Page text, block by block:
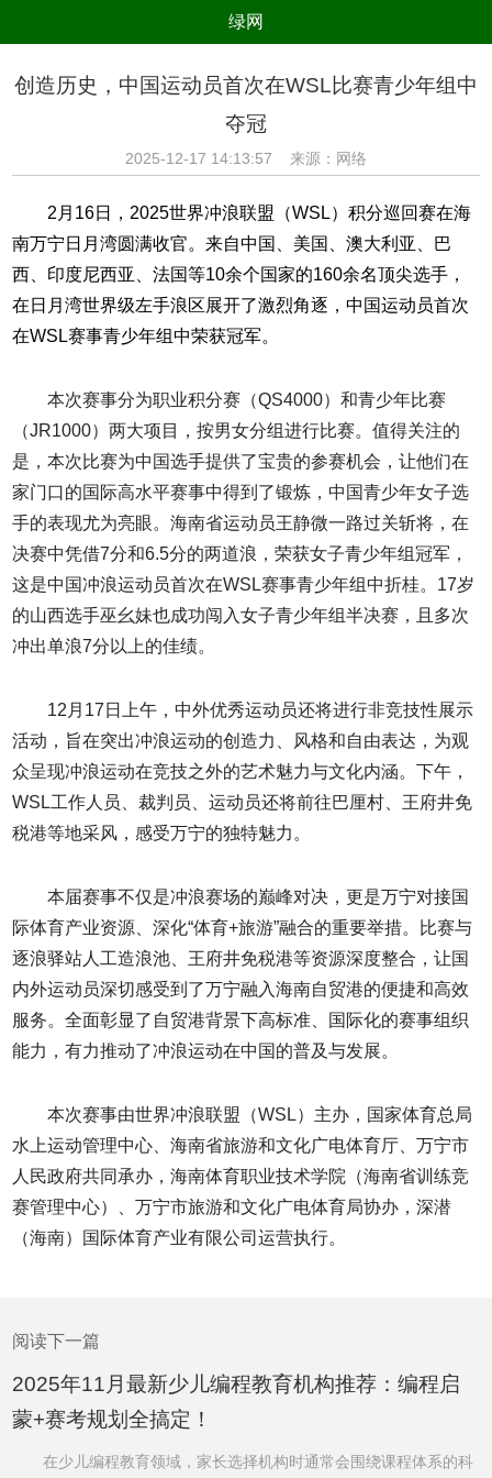
绿网
电器 数码
环境保护 节能减排 绿色产业 污染防治
创造历史，中国运动员首次在WSL比赛青少年组中
夺冠
2025-12-17 14:13:57 来源：网络
2月16日，2025世界冲浪联盟（WSL）积分巡回赛在海
南万宁日月湾圆满收官。来自中国、美国、澳大利亚、巴
西、印度尼西亚、法国等10余个国家的160余名顶尖选手，
在日月湾世界级左手浪区展开了激烈角逐，中国运动员首次
在WSL赛事青少年组中荣获冠军。
本次赛事分为职业积分赛（QS4000）和青少年比赛
（JR1000）两大项目，按男女分组进行比赛。值得关注的
是，本次比赛为中国选手提供了宝贵的参赛机会，让他们在
家门口的国际高水平赛事中得到了锻炼，中国青少年女子选
手的表现尤为亮眼。海南省运动员王静微一路过关斩将，在
决赛中凭借7分和6.5分的两道浪，荣获女子青少年组冠军，
这是中国冲浪运动员首次在WSL赛事青少年组中折桂。17岁
的山西选手巫幺妹也成功闯入女子青少年组半决赛，且多次
冲出单浪7分以上的佳绩。
12月17日上午，中外优秀运动员还将进行非竞技性展示
活动，旨在突出冲浪运动的创造力、风格和自由表达，为观
众呈现冲浪运动在竞技之外的艺术魅力与文化内涵。下午，
WSL工作人员、裁判员、运动员还将前往巴厘村、王府井免
税港等地采风，感受万宁的独特魅力。
本届赛事不仅是冲浪赛场的巅峰对决，更是万宁对接国
际体育产业资源、深化“体育+旅游”融合的重要举措。比赛与
逐浪驿站人工造浪池、王府井免税港等资源深度整合，让国
内外运动员深切感受到了万宁融入海南自贸港的便捷和高效
服务。全面彰显了自贸港背景下高标准、国际化的赛事组织
能力，有力推动了冲浪运动在中国的普及与发展。
本次赛事由世界冲浪联盟（WSL）主办，国家体育总局
水上运动管理中心、海南省旅游和文化广电体育厅、万宁市
人民政府共同承办，海南体育职业技术学院（海南省训练竞
赛管理中心）、万宁市旅游和文化广电体育局协办，深潜
（海南）国际体育产业有限公司运营执行。
阅读下一篇
2025年11月最新少儿编程教育机构推荐：编程启
蒙+赛考规划全搞定！
在少儿编程教育领域，家长选择机构时通常会围绕课程体系的科